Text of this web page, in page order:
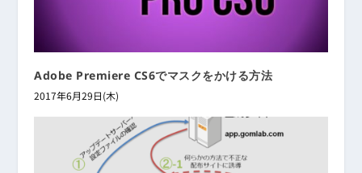
Adobe Premiere CS6でマスクをかける方法
2017年6月29日(木)